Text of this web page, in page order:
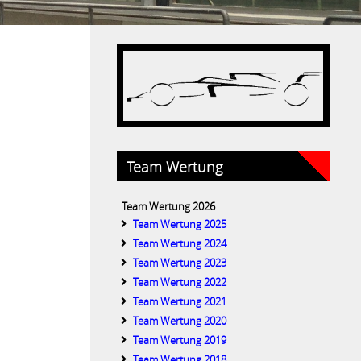
Team Wertung
Team Wertung 2026
Team Wertung 2025
Team Wertung 2024
Team Wertung 2023
Team Wertung 2022
Team Wertung 2021
Team Wertung 2020
Team Wertung 2019